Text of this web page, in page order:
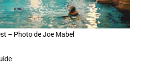
– Photo de Joe Mabel